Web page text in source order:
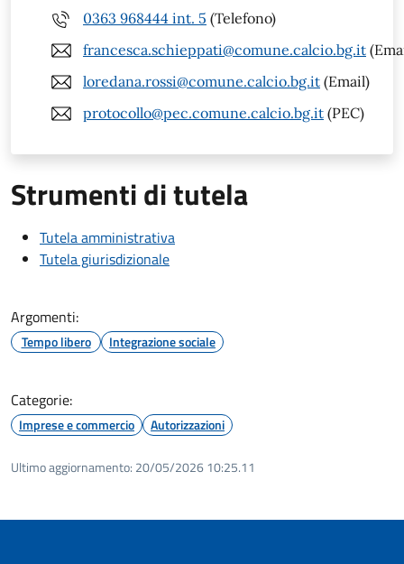
0363 968444 int. 5 (Telefono)
francesca.schieppati@comune.calcio.bg.it
loredana.rossi@comune.calcio.bg.it (Email)
protocollo@pec.comune.calcio.bg.it (PEC)
Strumenti di tutela
Tutela amministrativa
Tutela giurisdizionale
Argomenti:
Tempo libero Integrazione sociale
Categorie:
Imprese e commercio Autorizzazioni
Ultimo aggiornamento: 20/05/2026 10:25.11